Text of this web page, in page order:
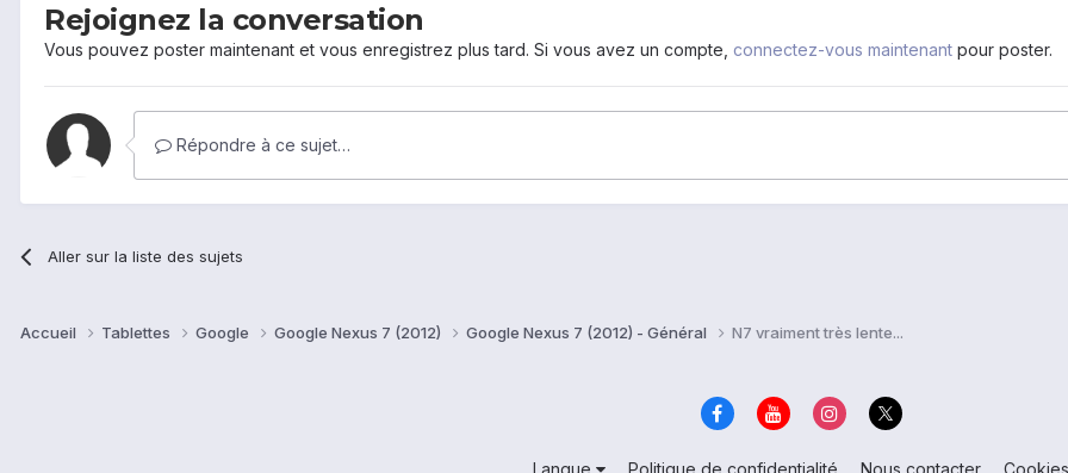
Rejoignez la conversation
Vous pouvez poster maintenant et vous enregistrez plus tard. Si vous avez un compte, connectez-vous maintenant pour poster.
Répondre à ce sujet…
Aller sur la liste des sujets
Accueil Tablettes Google Google Nexus 7 (2012) Google Nexus 7 (2012) - Général N7 vraiment très lente...